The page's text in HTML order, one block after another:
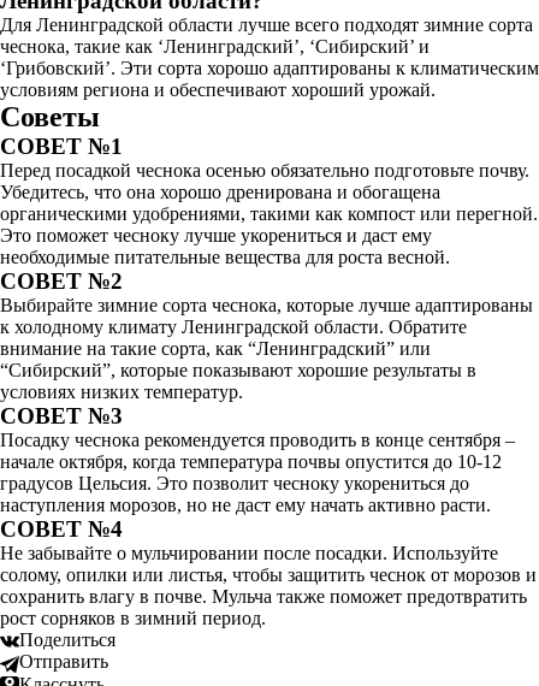
Для Ленинградской области лучше всего подходят зимние сорта
чеснока, такие как ‘Ленинградский’, ‘Сибирский’ и
‘Грибовский’. Эти сорта хорошо адаптированы к климатическим
условиям региона и обеспечивают хороший урожай.
Советы
СОВЕТ №1
Перед посадкой чеснока осенью обязательно подготовьте почву.
Убедитесь, что она хорошо дренирована и обогащена
органическими удобрениями, такими как компост или перегной.
Это поможет чесноку лучше укорениться и даст ему
необходимые питательные вещества для роста весной.
СОВЕТ №2
Выбирайте зимние сорта чеснока, которые лучше адаптированы
к холодному климату Ленинградской области. Обратите
внимание на такие сорта, как “Ленинградский” или
“Сибирский”, которые показывают хорошие результаты в
условиях низких температур.
СОВЕТ №3
Посадку чеснока рекомендуется проводить в конце сентября –
начале октября, когда температура почвы опустится до 10-12
градусов Цельсия. Это позволит чесноку укорениться до
наступления морозов, но не даст ему начать активно расти.
СОВЕТ №4
Не забывайте о мульчировании после посадки. Используйте
солому, опилки или листья, чтобы защитить чеснок от морозов и
сохранить влагу в почве. Мульча также поможет предотвратить
рост сорняков в зимний период.
Поделиться
Отправить